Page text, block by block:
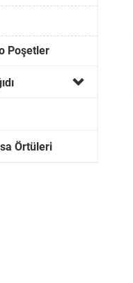
Poşetler
Örtüleri